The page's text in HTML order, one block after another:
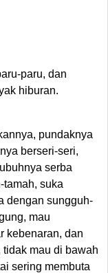
paru, dan
hiburan.
pundaknya
berseri-seri,
serba
tamah, suka
dengan sungguh-
mau
kebenaran, dan
mau di bawah
sering membuta